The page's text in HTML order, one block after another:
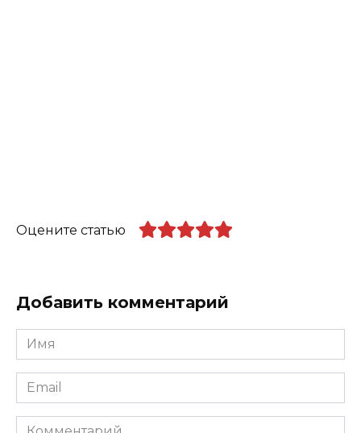
Оцените статью
Добавить комментарий
Имя
*
Email
*
Комментарий